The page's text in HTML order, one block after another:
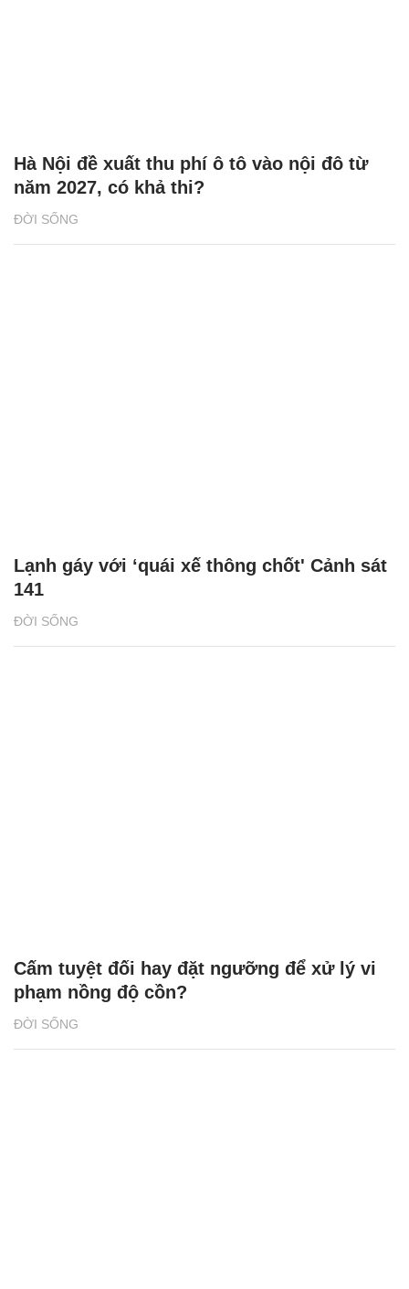
ĐỜI SỐNG
Hà Nội đề xuất thu phí ô tô vào nội đô từ
năm 2027, có khả thi?
ĐỜI SỐNG
Lạnh gáy với ‘quái xế thông chốt' Cảnh sát
141
ĐỜI SỐNG
Cấm tuyệt đối hay đặt ngưỡng để xử lý vi
phạm nồng độ cồn?